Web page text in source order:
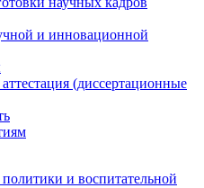
и инновационной
(диссертационные
и воспитательной